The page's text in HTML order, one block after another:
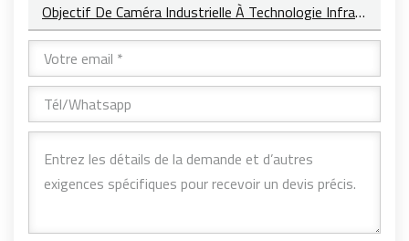
Objectif De Caméra Industrielle À Technologie Infrarouge 4K Ultra HD 8 MP YT-4869